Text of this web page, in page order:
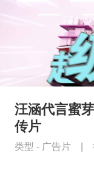
汪涵代言蜜
传片
类型 - 广告片